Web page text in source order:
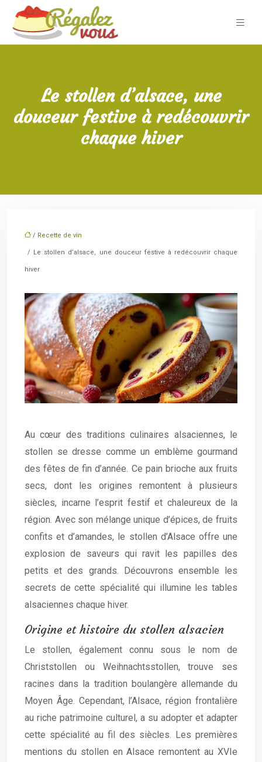
Le stollen d’alsace, une
douceur festive à redécouvrir
chaque hiver
/ Recette de vin
/ Le stollen d’alsace, une douceur festive à redécouvrir chaque
hiver
Au cœur des traditions culinaires alsaciennes, le
stollen se dresse comme un emblème gourmand
des fêtes de fin d’année. Ce pain brioche aux fruits
secs, dont les origines remontent à plusieurs
siècles, incarne l’esprit festif et chaleureux de la
région. Avec son mélange unique d’épices, de fruits
confits et d’amandes, le stollen d’Alsace offre une
explosion de saveurs qui ravit les papilles des
petits et des grands. Découvrons ensemble les
secrets de cette spécialité qui illumine les tables
alsaciennes chaque hiver.
Origine et histoire du stollen alsacien
Le stollen, également connu sous le nom de
Christstollen ou Weihnachtsstollen, trouve ses
racines dans la tradition boulangère allemande du
Moyen Âge. Cependant, l’Alsace, région frontalière
au riche patrimoine culturel, a su adopter et adapter
cette spécialité au fil des siècles. Les premières
mentions du stollen en Alsace remontent au XVIe